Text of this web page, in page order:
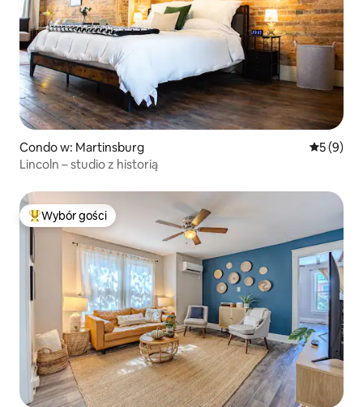
Condo w: Martinsburg Średnia
5 (9)
Lincoln – studio z historią
Najpopularniejsze z kategorii Wybór gości
Wybór gości